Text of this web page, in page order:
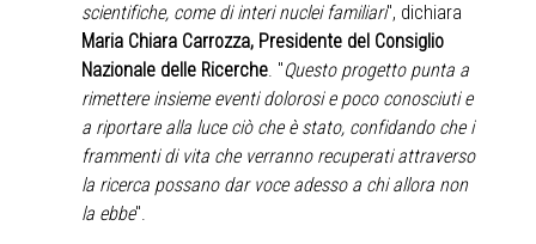
scientifiche, come di interi nuclei familiari", dichiara
Maria Chiara Carrozza, Presidente del Consiglio
Nazionale delle Ricerche. "Questo progetto punta a
rimettere insieme eventi dolorosi e poco conosciuti e
a riportare alla luce ciò che è stato, confidando che i
frammenti di vita che verranno recuperati attraverso
la ricerca possano dar voce adesso a chi allora non
la ebbe".